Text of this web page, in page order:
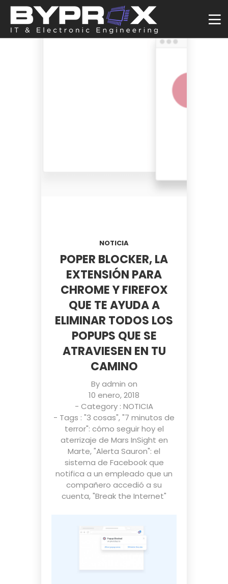
NOTICIA
POPER BLOCKER, LA
EXTENSIÓN PARA
CHROME Y FIREFOX
QUE TE AYUDA A
ELIMINAR TODOS LOS
POPUPS QUE SE
ATRAVIESEN EN TU
CAMINO
Byadmin on
10 enero, 2018
- Category : NOTICIA
- Tags : "3 cosas","7 minutos de
terror": cómo seguir hoy el
aterrizaje de Mars InSight en
Marte,"Alerta Sauron": el
sistema de Facebook que
notifica a un empleado que un
compañero accedió a su
cuenta,"Break the Internet"